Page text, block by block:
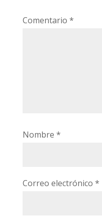
Comentario *
Nombre *
Correo electrónico *